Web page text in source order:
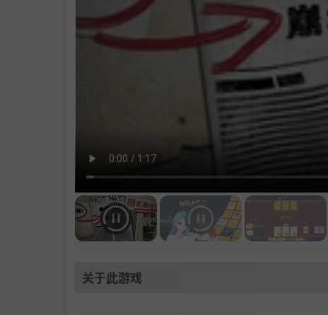
关于此游戏